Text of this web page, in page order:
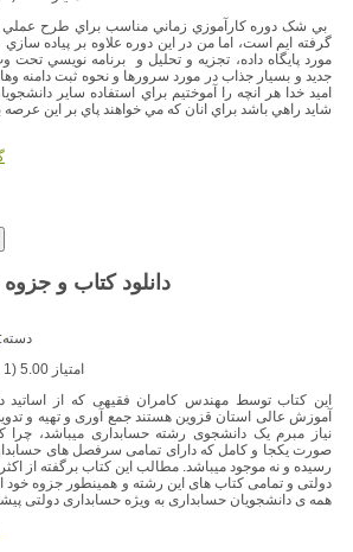
بي شک دوره کارآموزي زماني مناسب براي طرح عملي
گرفته ايم است، اما من در اين دوره علاوه بر پياده سازي
مورد پايگاه داده، تجزيه و تحليل و برنامه نويسي تحت
جديد و بسيار جذاب در مورد سرورها و نحوه ثبت دامنه
اميد خدا هر انچه را آموختيم براي استفاده ساير
شايد راهي باشد براي انان که مي خواهند پاي بر اين عرصه
دانلود کتاب و
دسته:
امتیاز 5.00 (1 رای)
این کتاب توسط مهندس کامران فقیهی که از
آموزش عالی استان قزوین هستند جمع آوری و تهیه و
نیاز مبرم یک دانشجوی رشته حسابداری میباشد، چرا
صورت یکجا و کامل که دارای تمامی سرفصل های
رسیده و نه موجود میباشد. مطالب این کتاب برگفته از
دولتی و تمامی کتاب های این رشته و همینطور جزوه خود
همه ی دانشجویان حسابداری به ویژه حسابداری دولتی